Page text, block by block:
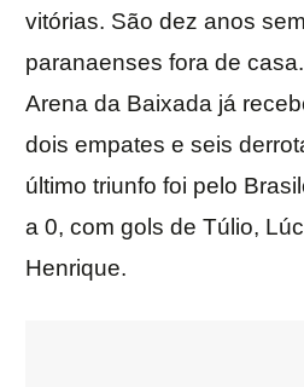
vitórias. São dez anos
paranaenses fora de
Arena da Baixada já
dois empates e seis
último triunfo foi pelo
a 0, com gols de Túlio,
Henrique.